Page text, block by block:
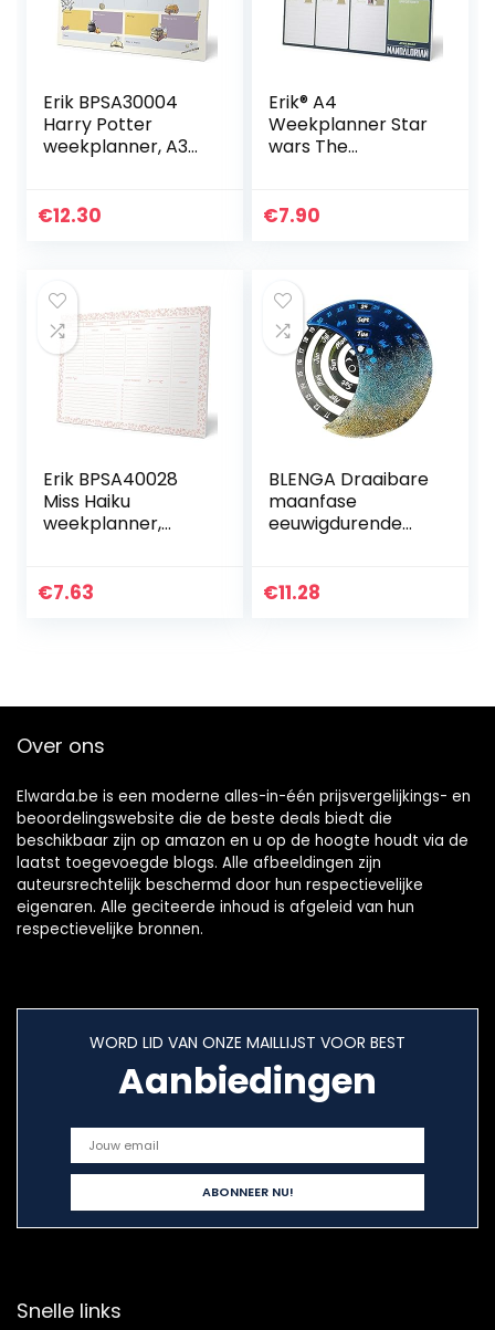
Erik BPSA30004
Harry Potter
weekplanner, A3
€12.30
Erik® A4
Weekplanner Star
wars The
met 54
€7.90
Erik BPSA40028
Miss Haiku
weekplanner,
planner
€7.63
BLENGA Draaibare
maanfase
eeuwigdurende
gieten DIY muur
€11.28
Over ons
Elwarda.be is een moderne alles-in-één prijsvergelijkings- en
beoordelingswebsite die de beste deals biedt die
beschikbaar zijn op amazon en u op de hoogte houdt via de
laatst toegevoegde blogs. Alle afbeeldingen zijn
auteursrechtelijk beschermd door hun respectievelijke
eigenaren. Alle geciteerde inhoud is afgeleid van hun
respectievelijke bronnen.
WORD LID VAN ONZE MAILLIJST VOOR BEST
Aanbiedingen
Snelle links